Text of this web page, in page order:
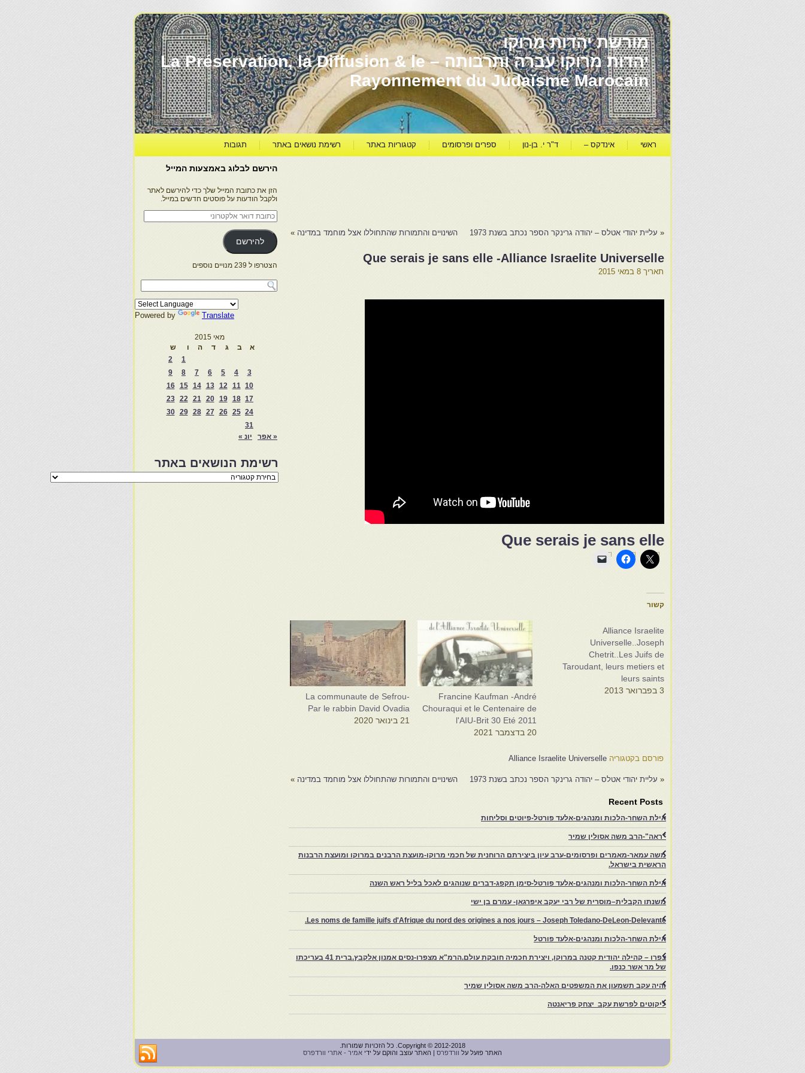
מורשת יהדות מרוקו
יהדות מרוקו עברה ותרבותה – La Préservation, la Diffusion & le
Rayonnement du Judaïsme Marocain
ראשי אינדקס – ד"ר י. בן-נון ספרים ופרסומים קטגוריות באתר רשימת נושאים באתר תגובות
« עליית יהודי אטלס – יהודה גרינקר הספר נכתב בשנת 1973 השינויים והתמורות שהתחוללו אצל מוחמד במדינה »
Que serais je sans elle -Alliance Israelite Universelle
תאריך 8 במאי 2015
Que serais je sans elle
קשור
Alliance Israelite
Universelle..Joseph
Chetrit..Les Juifs de
Taroudant, leurs metiers et
leurs saints
3 בפברואר 2013
Francine Kaufman -André
Chouraqui et le Centenaire de
l'AIU-Brit 30 Eté 2011
20 בדצמבר 2021
La communaute de Sefrou-
Par le rabbin David Ovadia
21 בינואר 2020
פורסם בקטגוריה Alliance Israelite Universelle
« עליית יהודי אטלס – יהודה גרינקר הספר נכתב בשנת 1973 השינויים והתמורות שהתחוללו אצל מוחמד במדינה »
Recent Posts
אילת השחר-הלכות ומנהגים-אלעד פורטל-פיוטים וסליחות
"ראה"-הרב משה אסולין שמיר
משה עמאר-מאמרים ופרסומים-ערב עיון ביצירתם הרוחנית של חכמי מרוקו-מועצת הרבנים במרוקו ומועצת הרבנות
הראשית בישראל.
אילת השחר-הלכות ומנהגים-אלעד פורטל-סימן תקפג-דברים שנוהגים לאכל בליל ראש השנה
משנתו הקבלית–מוסרית של רבי יעקב איפרגאן- עמרם בן ישי
Les noms de famille juifs d'Afrique du nord des origines a nos jours – Joseph Toledano-DeLeon-Delevante.
אילת השחר-הלכות ומנהגים-אלעד פורטל
צפרו – קהילה יהודית קטנה במרוקו, ויצירת חכמיה חובקת עולם.הרמ"א מצפרו-נסים אמנון אלקבץ.ברית 41 בעריכתו
של מר אשר כנפו.
והיה עקב תשמעון את המשפטים האלה-הרב משה אסולין שמיר
ליקוטים לפרשת עקב יצחק פריאנטה
הירשם לבלוג באמצעות המייל
הזן את כתובת המייל שלך כדי להירשם לאתר
ולקבל הודעות על פוסטים חדשים במייל.
כתובת
דואר
אלקטרוני
להירשם
הצטרפו ל 239 מנויים נוספים
Powered by Translate
מאי 2015
א
ב ג ד ה ו
ש
1
2
3
4
5
6
7
8
9
10
11
12
13
14
15
16
17
18
19
20
21
22
23
24
25
26
27
28
29
30
31
« אפר
יונ »
רשימת הנושאים באתר
רשימת
הנושאים
Copyright © 2012-2018. כל הזכויות שמורות.
האתר פועל על וורדפרס | האתר עוצב והוקם על ידי אמיר - אתרי וורדפרס